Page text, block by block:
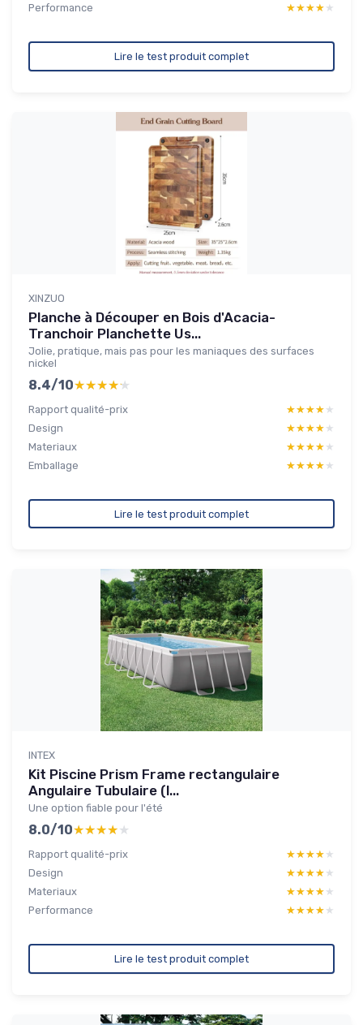
Performance
★★★★★
★★★★★
Lire le test produit complet
XINZUO
Planche à Découper en Bois d'Acacia-
Tranchoir Planchette Us...
Jolie, pratique, mais pas pour les maniaques des surfaces
nickel
8.4/10★★★★★
★★★★★
Rapport qualité-prix ★★★★★
★★★★★
Design
★★★★★
★★★★★
Materiaux
★★★★★
★★★★★
Emballage
★★★★★
★★★★★
Lire le test produit complet
INTEX
Kit Piscine Prism Frame rectangulaire
Angulaire Tubulaire (l...
Une option fiable pour l'été
8.0/10★★★★★
★★★★★
Rapport qualité-prix ★★★★★
★★★★★
Design
★★★★★
★★★★★
Materiaux
★★★★★
★★★★★
Performance
★★★★★
★★★★★
Lire le test produit complet